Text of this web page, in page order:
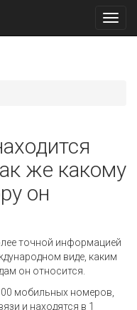
же какому
он
точной информацией
виде, каким
он относится.
мобильных номеров,
и находятся в 1